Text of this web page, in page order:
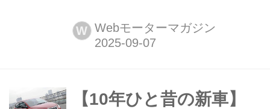
ェンジされ、パワートレーンも2種類
のハイブリッドが設定された。そのデ
W Webモーターマガジン
【10年ひと昔の新車】